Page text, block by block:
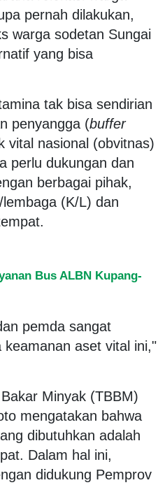
pernah dilakukan,
warga sodetan Sungai
yang bisa
tak bisa sendirian
penyangga (buffer
vital nasional (obvitnas)
perlu dukungan dan
berbagai pihak,
(K/L) dan
Bus ALBN Kupang-
pemda sangat
aset vital ini,"
Minyak (TBBM)
mengatakan bahwa
dibutuhkan adalah
Dalam hal ini,
didukung Pemprov